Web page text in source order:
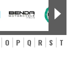
O P Q R S
T